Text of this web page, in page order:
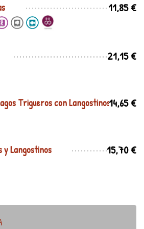
11,85 €
21,15 €
Trigueros con Langostinos14,65 €
y Langostinos 15,70 €